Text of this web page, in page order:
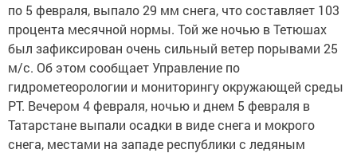
по 5 февраля, выпало 29 мм снега, что составляет 103
процента месячной нормы. Той же ночью в Тетюшах
был зафиксирован очень сильный ветер порывами 25
м/с. Об этом сообщает Управление по
гидрометеорологии и мониторингу окружающей среды
РТ. Вечером 4 февраля, ночью и днем 5 февраля в
Татарстане выпали осадки в виде снега и мокрого
снега, местами на западе республики с ледяным